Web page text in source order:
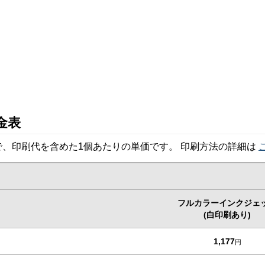
表
印刷代を含めた1個あたりの単価です。 印刷方法の詳細は
フルカラーインクジェ
(白印刷あり)
1,177円